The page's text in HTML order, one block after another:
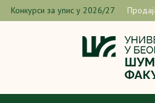
Конкурси за упис у 2026/27